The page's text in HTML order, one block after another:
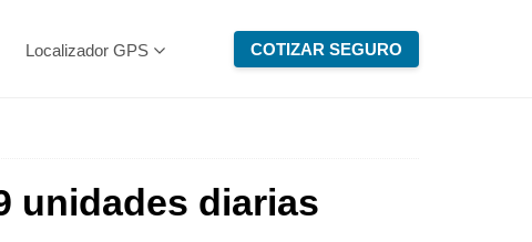
Localizador GPS COTIZAR SEGURO
unidades diarias